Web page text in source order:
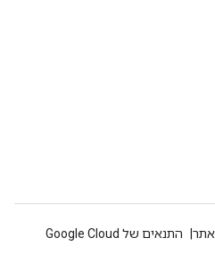
התנאים של Google Cloud